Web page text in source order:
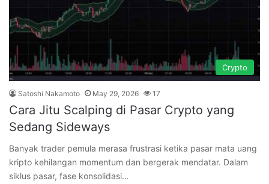
Crypto
Satoshi Nakamoto May 29, 2026 17
Cara Jitu Scalping di Pasar Crypto yang
Sedang Sideways
Banyak trader pemula merasa frustrasi ketika pasar mata uang
kripto kehilangan momentum dan bergerak mendatar. Dalam
siklus pasar, fase konsolidasi…